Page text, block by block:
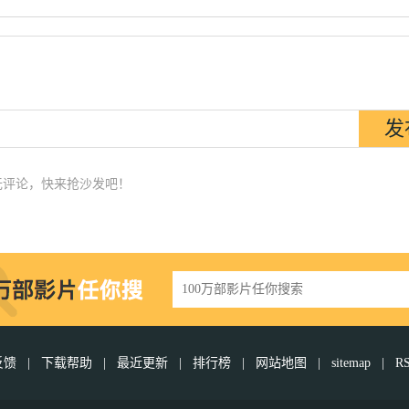
论，快来抢沙发吧！
馈 | 下载帮助 | 最近更新 | 排行榜 | 网站地图 | sitemap |